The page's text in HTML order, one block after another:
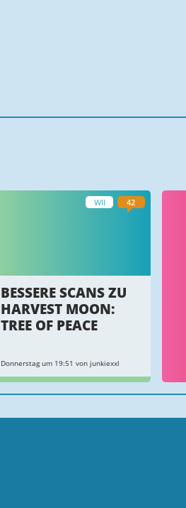
WII 42
BESSERE SCANS ZU
HARVEST MOON:
TREE OF PEACE
Donnerstag um 19:51 von junkiexxl